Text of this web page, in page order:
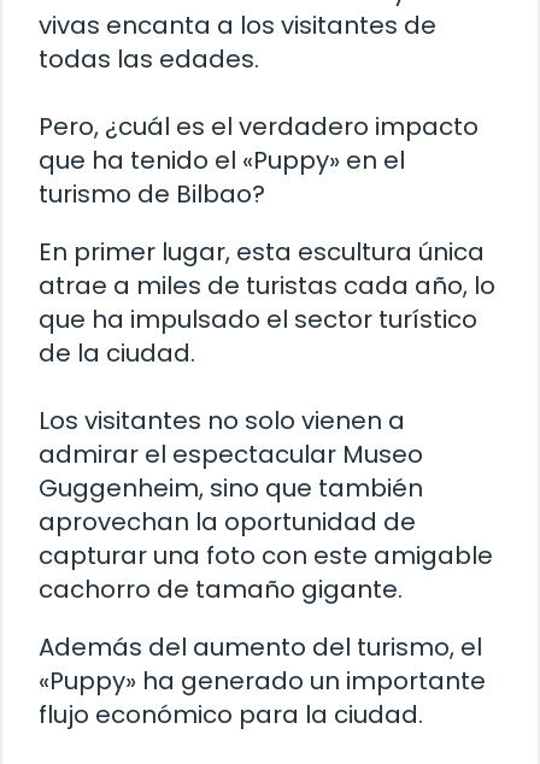
vivas encanta a los visitantes de
todas las edades.
Pero, ¿cuál es el verdadero impacto
que ha tenido el «Puppy» en el
turismo de Bilbao?
En primer lugar, esta escultura única
atrae a miles de turistas cada año, lo
que ha impulsado el sector turístico
de la ciudad.
Los visitantes no solo vienen a
admirar el espectacular Museo
Guggenheim, sino que también
aprovechan la oportunidad de
capturar una foto con este amigable
cachorro de tamaño gigante.
Además del aumento del turismo, el
«Puppy» ha generado un importante
flujo económico para la ciudad.